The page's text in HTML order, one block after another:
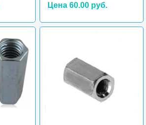
Цена 60.00 руб.